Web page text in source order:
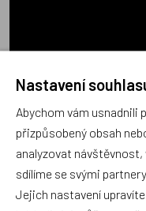
Poradna
Nastavení
Abychom vám usnadnili
přizpůsobený obsah
analyzovat
sdílíme se svými
Jejich nastavení